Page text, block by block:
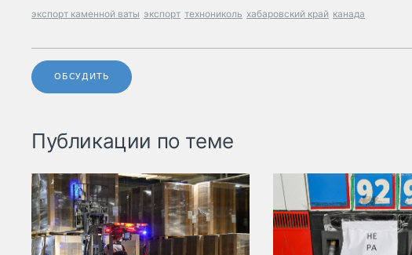
экспорт каменной ваты экспорт технониколь хабаровский край канада
ОБСУДИТЬ
Публикации по теме